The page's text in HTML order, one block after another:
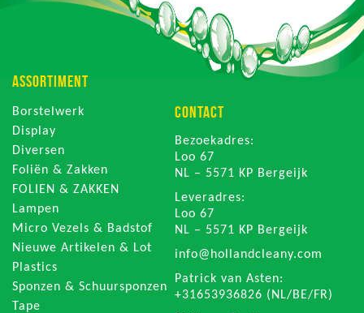
ASSORTIMENT
Borstelwerk
Display
Diversen
Foliën & Zakken
FOLIEN & ZAKKEN
Lampen
Micro Vezels & Badstof
Nieuwe Artikelen & Lot
Plastics
Sponzen & Schuursponzen
Tape
CONTACT
Bezoekadres:
Loo 67
NL – 5571 KP Bergeijk
Leveradres:
Loo 67
NL – 5571 KP Bergeijk
info@hollandcleany.com
Patrick van Asten:
+31653936826 (NL/BE/FR)